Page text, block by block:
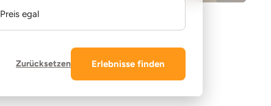
Preis egal
Zurücksetzen Erlebnisse finden